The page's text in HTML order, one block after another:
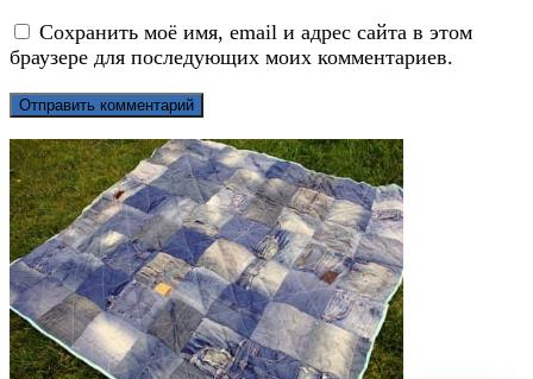
Сохранить моё имя, email и адрес сайта в этом
браузере для последующих моих комментариев.